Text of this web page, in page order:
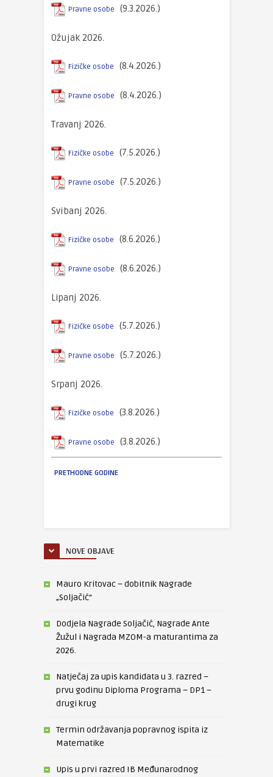
Pravne osobe (9.3.2026.)
Ožujak 2026.
Fizičke osobe (8.4.2026.)
Pravne osobe (8.4.2026.)
Travanj 2026.
Fizičke osobe (7.5.2026.)
Pravne osobe (7.5.2026.)
Svibanj 2026.
Fizičke osobe (8.6.2026.)
Pravne osobe (8.6.2026.)
Lipanj 2026.
Fizičke osobe (5.7.2026.)
Pravne osobe (5.7.2026.)
Srpanj 2026.
Fizičke osobe (3.8.2026.)
Pravne osobe (3.8.2026.)
PRETHODNE GODINE
NOVE OBJAVE
Mauro Kritovac – dobitnik Nagrade
„Soljačić“
Dodjela Nagrade Soljačić, Nagrade Ante
Žužul i Nagrada MZOM-a maturantima za
2026.
Natječaj za upis kandidata u 3. razred –
prvu godinu Diploma Programa – DP1 –
drugi krug
Termin održavanja popravnog ispita iz
Matematike
Upis u prvi razred IB Međunarodnog